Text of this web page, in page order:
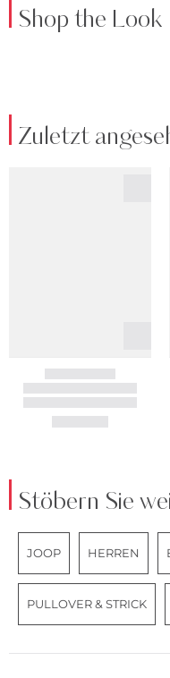
Shop the Look
Zuletzt
Stöbern Sie
JOOP HERREN
PULLOVER & STRICK